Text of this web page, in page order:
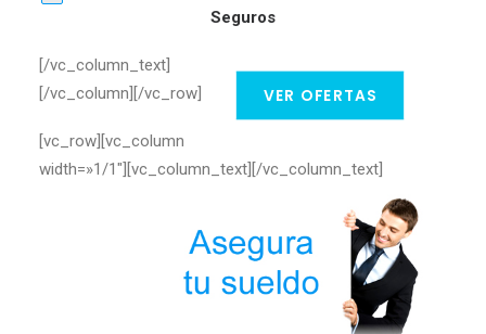
Seguros
VER OFERTAS
[/vc_column_text]
[/vc_column][/vc_row]
[vc_row][vc_column
width=»1/1″][vc_column_text] [/vc_column_text]